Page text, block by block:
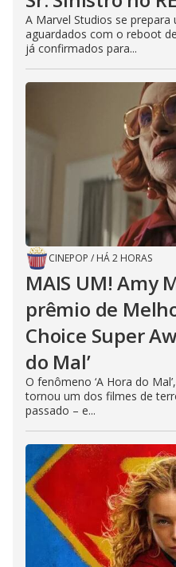
A Marvel Studios se
aguardados com o reboot
já confirmados para...
CINEPOP / HÁ 2 HORAS
MAIS UM! Amy
prêmio de
Choice Super
do Mal’
O fenômeno ‘A Hora do
tornou um dos filmes de
passado – e...